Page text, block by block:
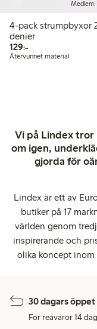
Medlem:
4-pack strumpbyxor 20
denier
129:-129,00 kr
Återvunnet material
Vi på Lindex tror
om igen,
gjorda för
Lindex är ett av
butiker på 17
världen genom
inspirerande och
olika koncept inom
30 dagars
För reavaror 14